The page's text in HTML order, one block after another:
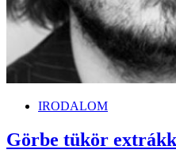
IRODALOM
Görbe tükör